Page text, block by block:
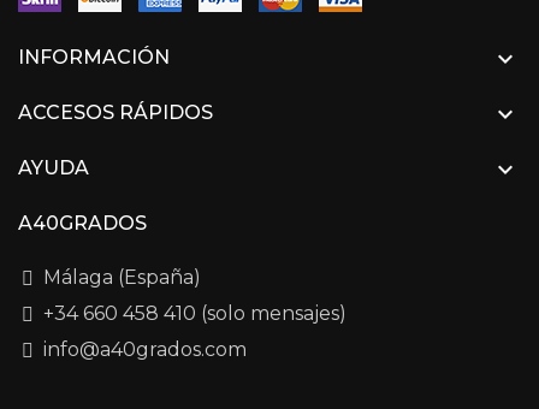
INFORMACIÓN 
ACCESOS RÁPIDOS 
AYUDA 
A40GRADOS
Málaga (España)
+34 660 458 410 (solo mensajes)
info@a40grados.com